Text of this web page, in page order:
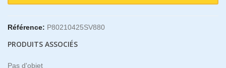
Référence: P80210425SV880
PRODUITS ASSOCIÉS
Pas d'objet